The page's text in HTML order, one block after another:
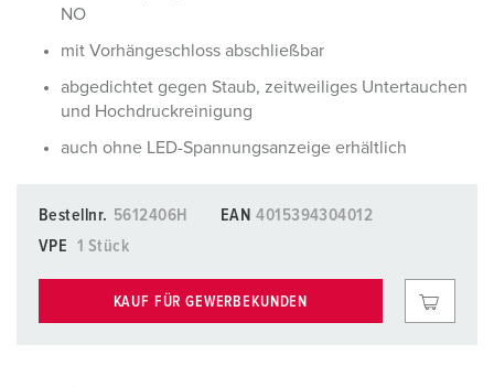
NO
mit Vorhängeschloss abschließbar
abgedichtet gegen Staub, zeitweiliges Untertauchen
und Hochdruckreinigung
auch ohne LED-Spannungsanzeige erhältlich
Bestellnr. 5612406H EAN 4015394304012
VPE
1 Stück
KAUF FÜR GEWERBEKUNDEN